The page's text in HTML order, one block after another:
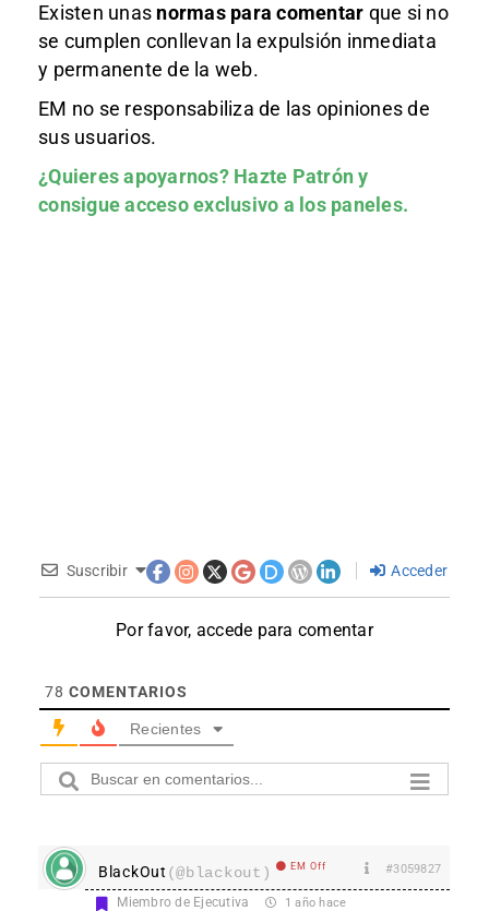
Existen unas normas para comentar que si no
se cumplen conllevan la expulsión inmediata
y permanente de la web.
EM no se responsabiliza de las opiniones de
sus usuarios.
¿Quieres apoyarnos? Hazte Patróny
consigue acceso exclusivo a los paneles.
Suscribir Acceder
Por favor, accede para comentar
78 COMENTARIOS
Recientes
BlackOut (@blackout) EM Off #3059827
Miembro de Ejecutiva 1 año hace